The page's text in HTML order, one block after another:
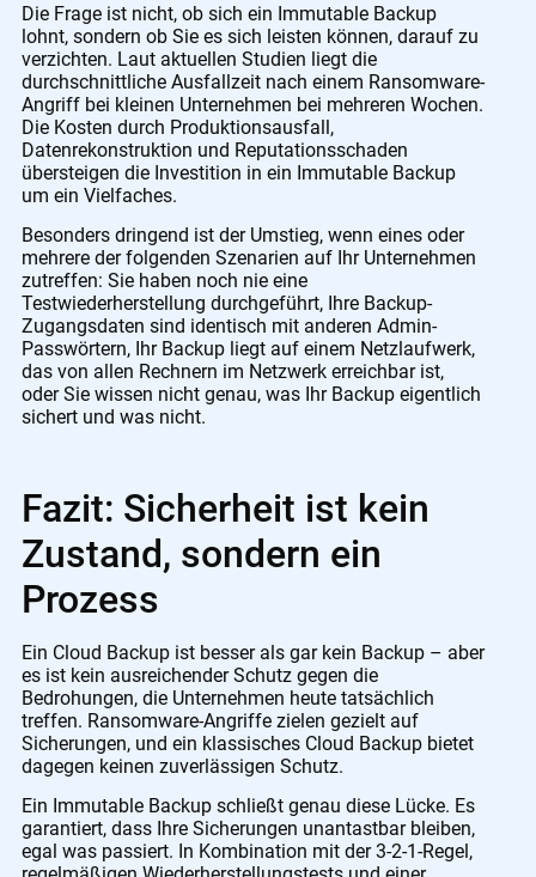
Die Frage ist nicht, ob sich ein Immutable Backup
lohnt, sondern ob Sie es sich leisten können, darauf zu
verzichten. Laut aktuellen Studien liegt die
durchschnittliche Ausfallzeit nach einem Ransomware-
Angriff bei kleinen Unternehmen bei mehreren Wochen.
Die Kosten durch Produktionsausfall,
Datenrekonstruktion und Reputationsschaden
übersteigen die Investition in ein Immutable Backup
um ein Vielfaches.
Besonders dringend ist der Umstieg, wenn eines oder
mehrere der folgenden Szenarien auf Ihr Unternehmen
zutreffen: Sie haben noch nie eine
Testwiederherstellung durchgeführt, Ihre Backup-
Zugangsdaten sind identisch mit anderen Admin-
Passwörtern, Ihr Backup liegt auf einem Netzlaufwerk,
das von allen Rechnern im Netzwerk erreichbar ist,
oder Sie wissen nicht genau, was Ihr Backup eigentlich
sichert und was nicht.
Fazit: Sicherheit ist kein
Zustand, sondern ein
Prozess
Ein Cloud Backup ist besser als gar kein Backup – aber
es ist kein ausreichender Schutz gegen die
Bedrohungen, die Unternehmen heute tatsächlich
treffen. Ransomware-Angriffe zielen gezielt auf
Sicherungen, und ein klassisches Cloud Backup bietet
dagegen keinen zuverlässigen Schutz.
Ein Immutable Backup schließt genau diese Lücke. Es
garantiert, dass Ihre Sicherungen unantastbar bleiben,
egal was passiert. In Kombination mit der 3-2-1-Regel,